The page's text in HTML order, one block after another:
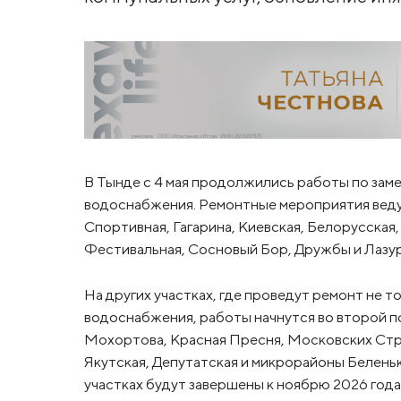
В Тынде с 4 мая продолжились работы по
водоснабжения. Ремонтные мероприятия
Спортивная, Гагарина, Киевская,
Фестивальная, Сосновый Бор, Дружбы и
На других участках, где проведут ремонт не
водоснабжения, работы начнутся во второй
Мохортова, Красная Пресня, Московских
Якутская, Депутатская и микрорайоны
участках будут завершены к ноябрю 2026